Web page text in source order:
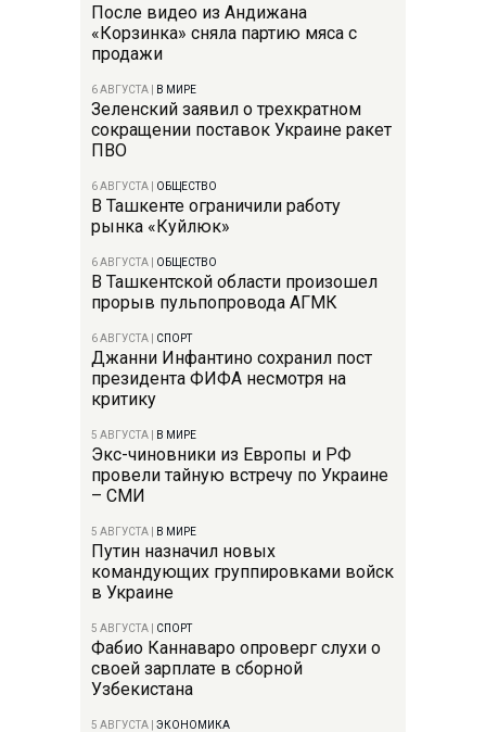
После видео из Андижана
«Корзинка» сняла партию мяса с
продажи
6 АВГУСТА В МИРЕ
Зеленский заявил о трехкратном
сокращении поставок Украине ракет
ПВО
6 АВГУСТА ОБЩЕСТВО
В Ташкенте ограничили работу
рынка «Куйлюк»
6 АВГУСТА ОБЩЕСТВО
В Ташкентской области произошел
прорыв пульпопровода АГМК
6 АВГУСТА СПОРТ
Джанни Инфантино сохранил пост
президента ФИФА несмотря на
критику
5 АВГУСТА В МИРЕ
Экс-чиновники из Европы и РФ
провели тайную встречу по Украине
– СМИ
5 АВГУСТА В МИРЕ
Путин назначил новых
командующих группировками войск
в Украине
5 АВГУСТА СПОРТ
Фабио Каннаваро опроверг слухи о
своей зарплате в сборной
Узбекистана
5 АВГУСТА ЭКОНОМИКА